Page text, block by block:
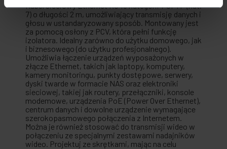
Kabel sieciowy Ethernet RJ45 kategorii 7 SFTP (kat.
7) o długości 2 m, umożliwiający transmisję danych i
głosu w ustandaryzowany sposób. Montowany jest
za pomocą osłony z PCV, która pełni funkcję
izolatora. Idealny zarówno do użytku domowego, jak
i biznesowego (do użytku profesjonalnego).
Umożliwia łączenie urządzeń wyposażonych w
złącze Ethernet, takich jak laptopy, komputery,
kamery monitoringu, punkty dostępowe, serwery,
dyski twarde w formacie NAS oraz elektroniki
sieciowej, takiej jak routery, przełączniki, konsole
modemowe, urządzenia PoE (Power Over Ethernet),
centrum danych i dowolne urządzenie wymagające
szerokopasmowego połączenia z Internetem.
Można je również stosować do transmisji wideo w
połączeniu ze specjalnymi zestawami nadajników
wideo. Projektuj ze skrętkami, mając na celu